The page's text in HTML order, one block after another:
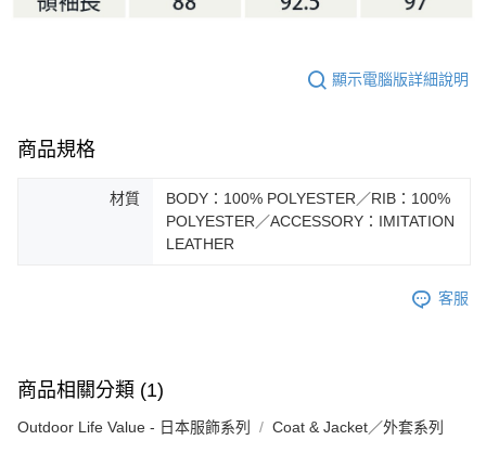
顯示電腦版詳細說明
商品規格
材質
BODY：100% POLYESTER／RIB：100%
POLYESTER／ACCESSORY：IMITATION
LEATHER
客服
商品相關分類 (1)
Outdoor Life Value - 日本服飾系列 Coat & Jacket／外套系列